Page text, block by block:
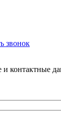
звонок
контактные